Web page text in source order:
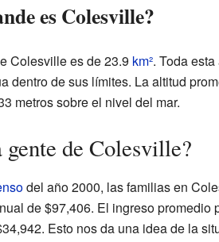
es Colesville?
Colesville es de 23.9 km². Toda
dentro de sus límites. La altitud
metros sobre el nivel del mar.
gente de Colesville?
del año 2000, las familias en
de $97,406. El ingreso promedio
Esto nos da una idea de la